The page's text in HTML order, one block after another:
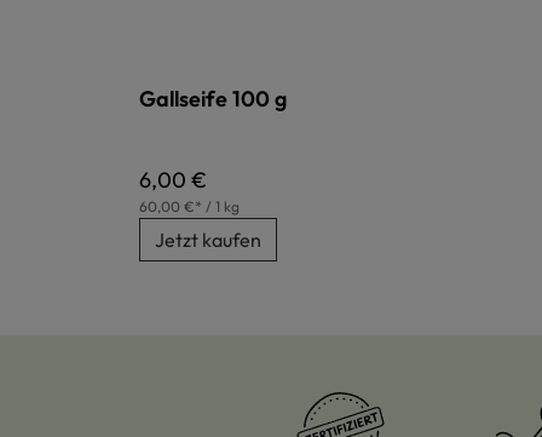
Gallseife 100 g
Regulärer Preis:
6,00 €
60,00 €* / 1 kg
Jetzt kaufen